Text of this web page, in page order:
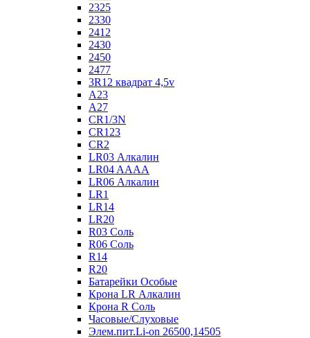
2325
2330
2412
2430
2450
2477
3R12 квадрат 4,5v
A23
A27
CR1/3N
CR123
CR2
LR03 Алкалин
LR04 AAAA
LR06 Алкалин
LR1
LR14
LR20
R03 Соль
R06 Соль
R14
R20
Батарейки Особые
Крона LR Алкалин
Крона R Соль
Часовые/Слуховые
Элем.пит.Li-on 26500,14505